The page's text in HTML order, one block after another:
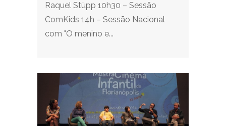
Raquel Stüpp 10h30 – Sessão
ComKids 14h – Sessão Nacional
com "O menino e...